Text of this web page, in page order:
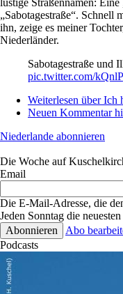
„Sabotagestraße“. Schnell
ihn, zeige es meiner
Niederländer.
Sabotagestraße und
pic.twitter.com/
Weiterlesen über Ich
Neuen Kommentar
Niederlande abonnieren
Die Woche auf
Email
Die E-Mail-Adresse, die
Jeden Sonntag die
Abo
Podcasts